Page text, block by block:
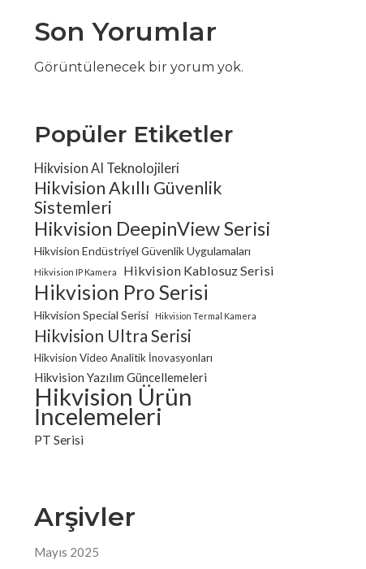
Son Yorumlar
Görüntülenecek bir yorum yok.
Popüler Etiketler
Hikvision AI Teknolojileri
Hikvision Akıllı Güvenlik
Sistemleri
Hikvision DeepinView Serisi
Hikvision Endüstriyel Güvenlik Uygulamaları
Hikvision IP Kamera Hikvision Kablosuz Serisi
Hikvision Pro Serisi
Hikvision Special Serisi Hikvision Termal Kamera
Hikvision Ultra Serisi
Hikvision Video Analitik İnovasyonları
Hikvision Yazılım Güncellemeleri
Hikvision Ürün
İncelemeleri
PT Serisi
Arşivler
Mayıs 2025